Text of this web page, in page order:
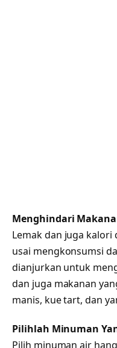
Menghindari
Lemak dan juga
usai mengkonsumsi
dianjurkan untuk
dan juga makanan
manis, kue tart, dan
Pilihlah Minuman
Pilih minuman air